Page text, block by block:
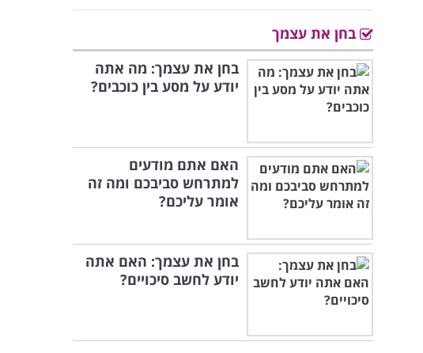
בחן את עצמך
בחן את עצמך: מה אתה
יודע על מסע בין כוכבים?
האם אתם מודעים
למתרחש סביבכם ומה זה
אומר עליכם?
בחן את עצמך: האם אתה
יודע לחשב סיכויים?